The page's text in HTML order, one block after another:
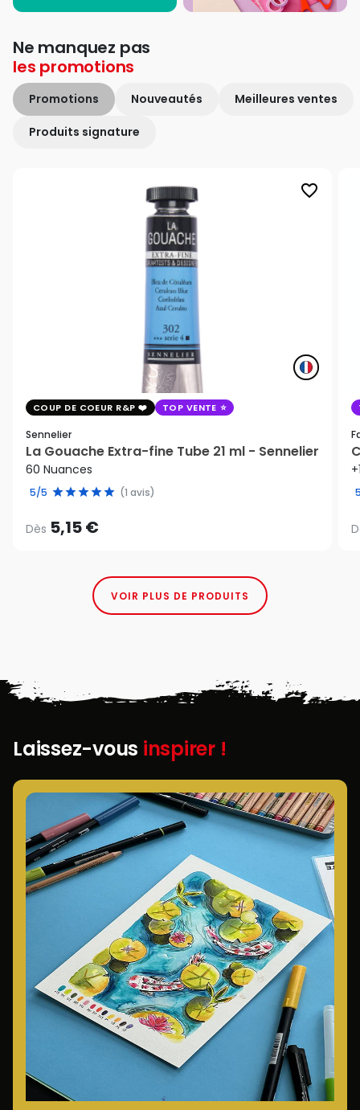
Ne manquez pas
les promotions
Promotions Nouveautés Meilleures ventes
Produits signature
favorite_border
COUP DE COEUR R&P TOP VENTE
Sennelier
La Gouache Extra-fine Tube 21 ml - Sennelier
60 Nuances
5/5 (1 avis)
Dès 5,15 €
VOIR PLUS DE PRODUITS
Laissez-vous inspirer !